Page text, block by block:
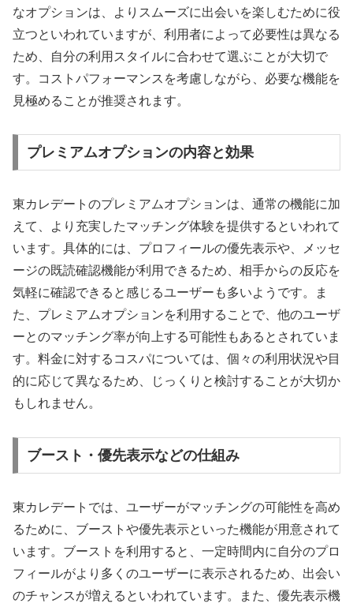
なオプションは、よりスムーズに出会いを楽しむために役
立つといわれていますが、利用者によって必要性は異なる
ため、自分の利用スタイルに合わせて選ぶことが大切で
す。コストパフォーマンスを考慮しながら、必要な機能を
見極めることが推奨されます。
プレミアムオプションの内容と効果
東カレデートのプレミアムオプションは、通常の機能に加
えて、より充実したマッチング体験を提供するといわれて
います。具体的には、プロフィールの優先表示や、メッセ
ージの既読確認機能が利用できるため、相手からの反応を
気軽に確認できると感じるユーザーも多いようです。ま
た、プレミアムオプションを利用することで、他のユーザ
ーとのマッチング率が向上する可能性もあるとされていま
す。料金に対するコスパについては、個々の利用状況や目
的に応じて異なるため、じっくりと検討することが大切か
もしれません。
ブースト・優先表示などの仕組み
東カレデートでは、ユーザーがマッチングの可能性を高め
るために、ブーストや優先表示といった機能が用意されて
います。ブーストを利用すると、一定時間内に自分のプロ
フィールがより多くのユーザーに表示されるため、出会い
のチャンスが増えるといわれています。また、優先表示機